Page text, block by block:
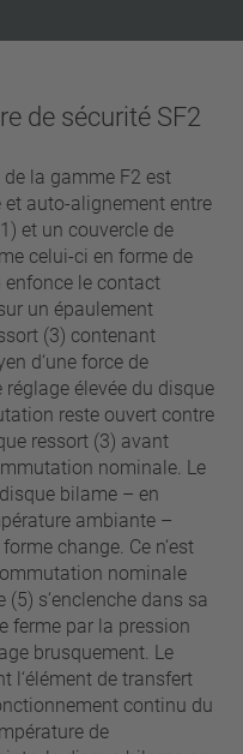
de sécurité SF2
la gamme F2 est
auto-alignement entre
et un couvercle de
celui-ci en forme de
enfonce le contact
un épaulement
(3) contenant
d‘une force de
élevée du disque
reste ouvert contre
ressort (3) avant
nominale. Le
bilame – en
ambiante –
change. Ce n‘est
nominale
s‘enclenche dans sa
ferme par la pression
brusquement. Le
l‘élément de transfert
continu du
de